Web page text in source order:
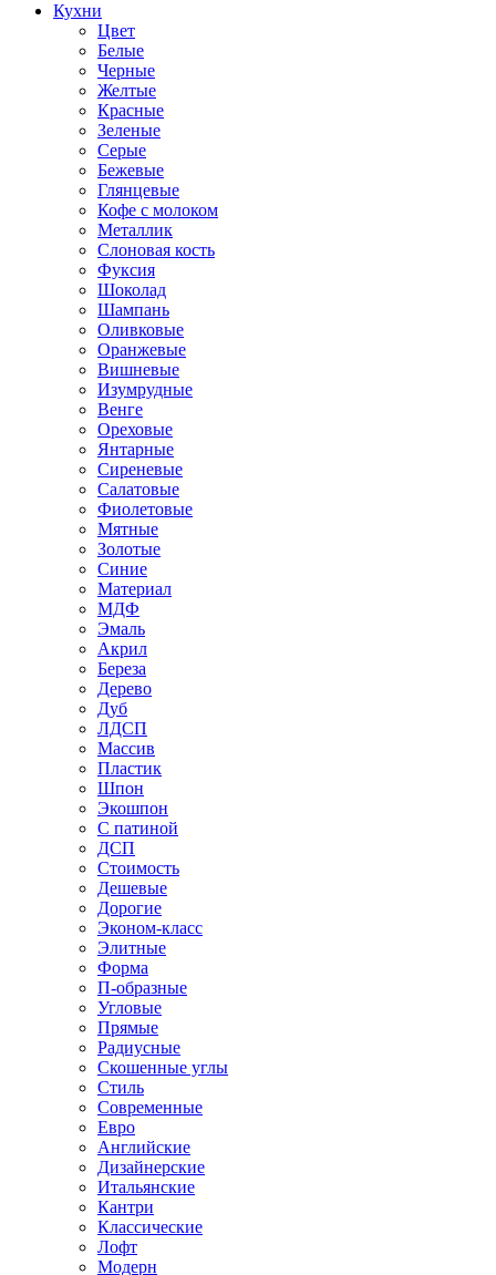
Кухни
Цвет
Белые
Черные
Желтые
Красные
Зеленые
Серые
Бежевые
Глянцевые
Кофе с молоком
Металлик
Слоновая кость
Фуксия
Шоколад
Шампань
Оливковые
Оранжевые
Вишневые
Изумрудные
Венге
Ореховые
Янтарные
Сиреневые
Салатовые
Фиолетовые
Мятные
Золотые
Синие
Материал
МДФ
Эмаль
Акрил
Береза
Дерево
Дуб
ЛДСП
Массив
Пластик
Шпон
Экошпон
С патиной
ДСП
Стоимость
Дешевые
Дорогие
Эконом-класс
Элитные
Форма
П-образные
Угловые
Прямые
Радиусные
Скошенные углы
Стиль
Современные
Евро
Английские
Дизайнерские
Итальянские
Кантри
Классические
Лофт
Модерн